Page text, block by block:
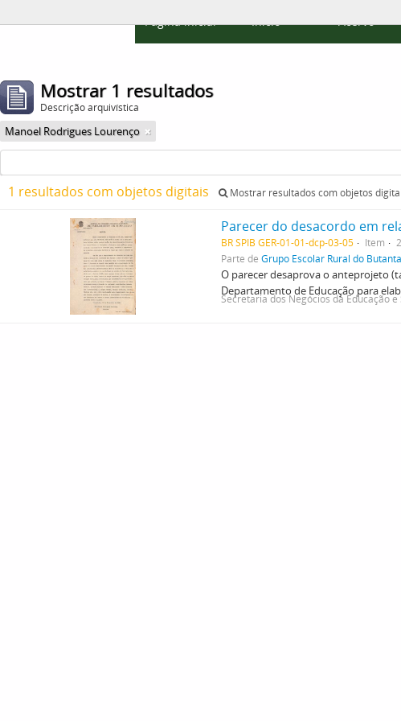
Página inicial Início Acervo
Mostrar 1 resultados
Descrição arquivística
Manoel Rodrigues Lourenço
1 resultados com objetos digitais Mostrar resultados com objetos
Parecer do desacordo em
BR SPIB GER-01-01-dcp-03-05 Item
Parte de Grupo Escolar Rural do
O parecer desaprova o anteprojeto
Departamento de Educação para
Secretaria dos Negócios da Educação e